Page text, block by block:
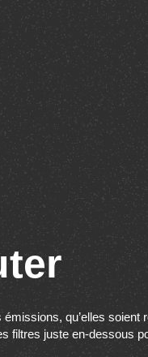
qu’elles soient
filtres juste en-dessous